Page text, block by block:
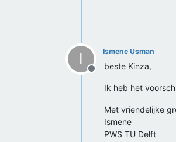
I
Offline
Ismene Usman
beste Kinza,
Ik heb het
Met vriendelijke
Ismene
PWS TU Delft